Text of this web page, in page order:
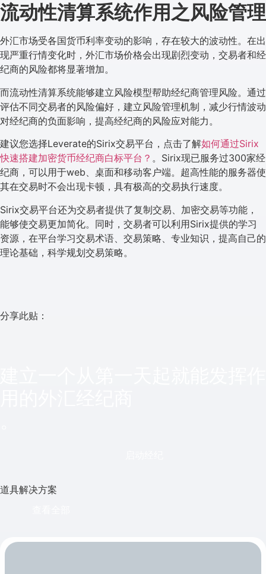
流动性清算系统作用之风险管理
外汇市场受各国货币利率变动的影响，存在较大的波动性。在出
现严重行情变化时，外汇市场价格会出现剧烈变动，交易者和经
纪商的风险都将显著增加。
而流动性清算系统能够建立风险模型帮助经纪商管理风险。通过
评估不同交易者的风险偏好，建立风险管理机制，减少行情波动
对经纪商的负面影响，提高经纪商的风险应对能力。
建议您选择Leverate的Sirix交易平台，点击了解如何通过Sirix
快速搭建加密货币经纪商白标平台？ 。Sirix现已服务过300家经
纪商，可以用于web、桌面和移动客户端。超高性能的服务器使
其在交易时不会出现卡顿，具有极高的交易执行速度。
Sirix交易平台还为交易者提供了复制交易、加密交易等功能，
能够使交易更加简化。同时，交易者可以利用Sirix提供的学习
资源，在平台学习交易术语、交易策略、专业知识，提高自己的
理论基础，科学规划交易策略。
分享此贴：
道具解决方案